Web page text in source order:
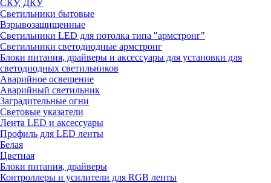
СКУ, ДКУ
Светильники бытовые
Взрывозащищенные
Светильники LED для потолка типа "армстронг"
Светильники светодиодные армстронг
Блоки питания, драйверы и аксессуары для установки для
светодиодных светильников
Аварийное освещение
Аварийный светильник
Заградительные огни
Световые указатели
Лента LED и аксессуары
Профиль для LED ленты
Белая
Цветная
Блоки питания, драйверы
Контроллеры и усилители для RGB ленты